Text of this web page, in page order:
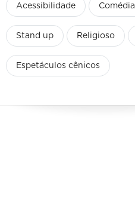
Acessibilidade Comédia
Stand up Religioso
Espetáculos cênicos